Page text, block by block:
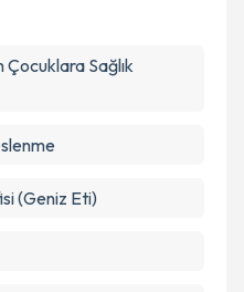
Çocuklara Sağlık
(Geniz Eti)